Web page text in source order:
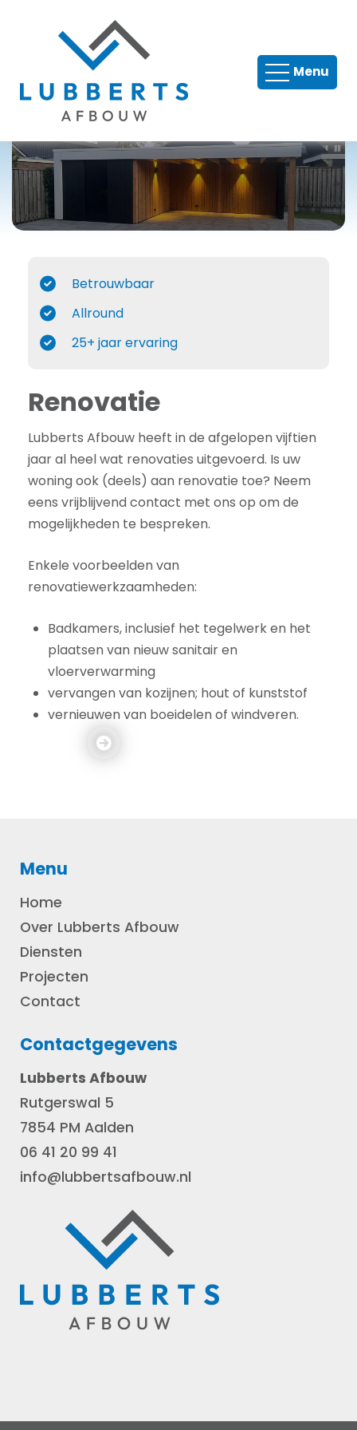
Menu
Betrouwbaar
Allround
25+ jaar ervaring
Renovatie
Lubberts Afbouw heeft in de afgelopen vijftien
jaar al heel wat renovaties uitgevoerd. Is uw
woning ook (deels) aan renovatie toe? Neem
eens vrijblijvend contact met ons op om de
mogelijkheden te bespreken.
Enkele voorbeelden van
renovatiewerkzaamheden:
Badkamers, inclusief het tegelwerk en het
plaatsen van nieuw sanitair en
vloerverwarming
vervangen van kozijnen; hout of kunststof
vernieuwen van boeidelen of windveren.
Menu
Home
Over Lubberts Afbouw
Diensten
Projecten
Contact
Contactgegevens
Lubberts Afbouw
Rutgerswal 5
7854 PM Aalden
06 41 20 99 41
info@lubbertsafbouw.nl
Timmer en metselwerk
Tegelwerk
Verbouw
Nieuwbouw
Dakkapellen